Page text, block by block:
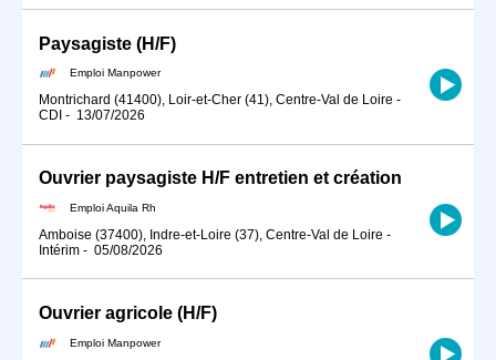
Paysagiste (H/F)
Emploi Manpower
Montrichard (41400), Loir-et-Cher (41), Centre-Val de Loire -
CDI - 13/07/2026
Ouvrier paysagiste H/F entretien et création
Emploi Aquila Rh
Amboise (37400), Indre-et-Loire (37), Centre-Val de Loire -
Intérim - 05/08/2026
Ouvrier agricole (H/F)
Emploi Manpower